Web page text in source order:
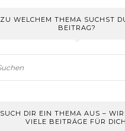
ZU WELCHEM THEMA SUCHST
BEITRAG?
SUCH DIR EIN THEMA AUS –
VIELE BEITRÄGE FÜR